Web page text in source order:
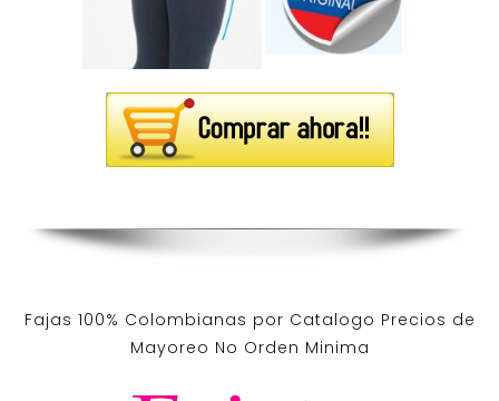
Fajas 100% Colombianas por Catalogo Precios de
Mayoreo No Orden Minima